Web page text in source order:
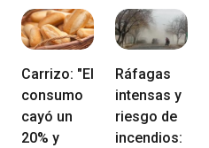
Carrizo: "El
consumo
cayó un
20% y
Ráfagas
intensas y
riesgo de
incendios: